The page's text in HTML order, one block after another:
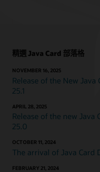
精選 Java Card 部落格
NOVEMBER 16, 2025
Release of the New
25.1
APRIL 28, 2025
Release of the new
25.0
OCTOBER 11, 2024
The arrival of Java Card
FEBRUARY 21, 2024